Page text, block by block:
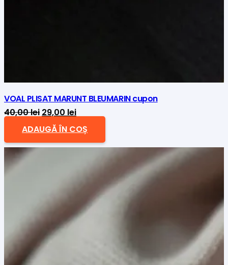
VOAL PLISAT MARUNT BLEUMARIN cupon
40,00lei Prețul
inițial
a
29,00 leiPrețul
curent
este:
29,00 lei.
ADAUGĂ ÎN COȘ